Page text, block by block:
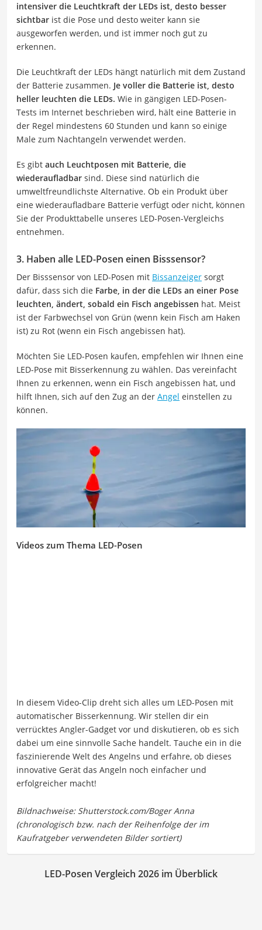
intensiver die Leuchtkraft der LEDs ist, desto besser
sichtbar ist die Pose und desto weiter kann sie
ausgeworfen werden, und ist immer noch gut zu
erkennen.
Die Leuchtkraft der LEDs hängt natürlich mit dem Zustand
der Batterie zusammen. Je voller die Batterie ist, desto
heller leuchten die LEDs. Wie in gängigen LED-Posen-
Tests im Internet beschrieben wird, hält eine Batterie in
der Regel mindestens 60 Stunden und kann so einige
Male zum Nachtangeln verwendet werden.
Es gibt auch Leuchtposen mit Batterie, die
wiederaufladbar sind. Diese sind natürlich die
umweltfreundlichste Alternative. Ob ein Produkt über
eine wiederaufladbare Batterie verfügt oder nicht, können
Sie der Produkttabelle unseres LED-Posen-Vergleichs
entnehmen.
3. Haben alle LED-Posen einen Bisssensor?
Der Bisssensor von LED-Posen mit Bissanzeiger sorgt
dafür, dass sich die Farbe, in der die LEDs an einer Pose
leuchten, ändert, sobald ein Fisch angebissen hat. Meist
ist der Farbwechsel von Grün (wenn kein Fisch am Haken
ist) zu Rot (wenn ein Fisch angebissen hat).
Möchten Sie LED-Posen kaufen, empfehlen wir Ihnen eine
LED-Pose mit Bisserkennung zu wählen. Das vereinfacht
Ihnen zu erkennen, wenn ein Fisch angebissen hat, und
hilft Ihnen, sich auf den Zug an der Angel einstellen zu
können.
Videos zum Thema LED-Posen
In diesem Video-Clip dreht sich alles um LED-Posen mit
automatischer Bisserkennung. Wir stellen dir ein
verrücktes Angler-Gadget vor und diskutieren, ob es sich
dabei um eine sinnvolle Sache handelt. Tauche ein in die
faszinierende Welt des Angelns und erfahre, ob dieses
innovative Gerät das Angeln noch einfacher und
erfolgreicher macht!
LED-Posen Vergleich 2026 im Überblick